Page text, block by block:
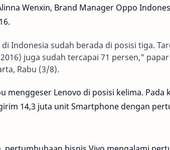
Wenxin, Brand Manager Oppo
Indonesia sudah berada di posisi tiga.
juga sudah tercapai 71 persen,"
Rabu (3/8).
menggeser Lenovo di posisi kelima. Pada
14,3 juta unit Smartphone dengan